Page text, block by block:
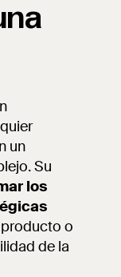
un
Su
los
o
de la